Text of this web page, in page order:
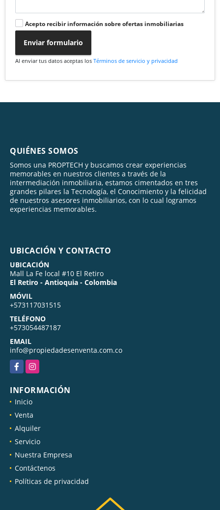
Acepto recibir información sobre ofertas inmobiliarias
Enviar formulario
Al enviar tus datos aceptas los Términos de servicio y privacidad
QUIÉNES SOMOS
Somos una PROPTECH y buscamos crear experiencias
memorables en nuestros clientes a través de la
intermediación inmobiliaria, estamos cimentados en tres
grandes pilares la Tecnología, el Conocimiento y la felicidad
de nuestros asesores inmobiliarios, con lo cual logramos
experiencias memorables.
UBICACIÓN Y CONTACTO
UBICACIÓN
Mall La Fe local #10 El Retiro
El Retiro - Antioquia - Colombia
MÓVIL
+573117031515
TELÉFONO
+573054487187
EMAIL
info@propiedadesenventa.com.co
FacebookInstagram
INFORMACIÓN
Inicio
Venta
Alquiler
Servicio
Nuestra Empresa
Contáctenos
Políticas de privacidad